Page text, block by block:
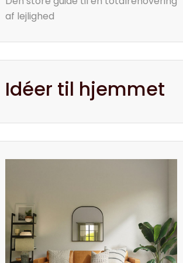
af lejlighed
Idéer til hjemmet